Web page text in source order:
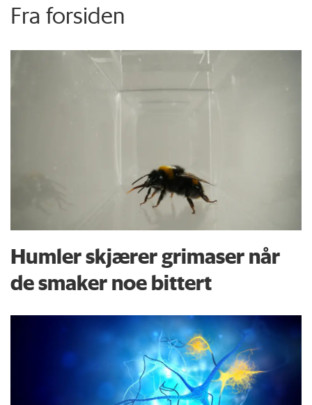
Fra forsiden
Humler skjærer grimaser når
de smaker noe bittert